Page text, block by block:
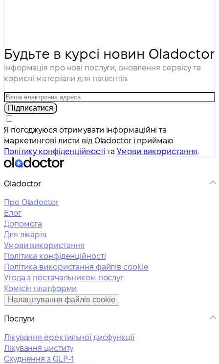
Будьте в курсі новин Oladoctor
Інформація про нові послуги, оновлення сервісу та
корисні матеріали для пацієнтів.
Підписатися
Я погоджуюся отримувати інформаційні та
маркетингові листи від Oladoctor і приймаю
Політику конфіденційності таУмови використання.
Oladoctor
Про Oladoctor
Блог
Допомога
Для лікарів
Умови використання
Політика конфіденційності
Політика використання файлів cookie
Угода з постачальником послуг
Комісія платформи
Налаштування файлів cookie
Послуги
Лікування еректильної дисфункції
Лікування циститу
Схуднення з GLP-1